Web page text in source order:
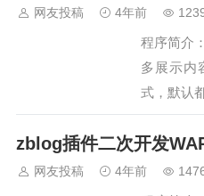
习完这部
体系。完
全面认识
下…
网友投稿 4年前
程序简介
多展示内
式，默认
可在后台
更加有利
更加突出
使用，根
zblog插件二次开发
网友投稿 4年前